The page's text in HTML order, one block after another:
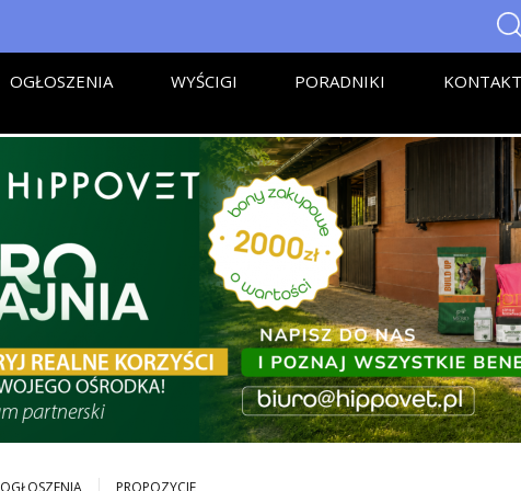
OGŁOSZENIA WYŚCIGI PORADNIKI KONTAKT
OGŁOSZENIA PROPOZYCJE